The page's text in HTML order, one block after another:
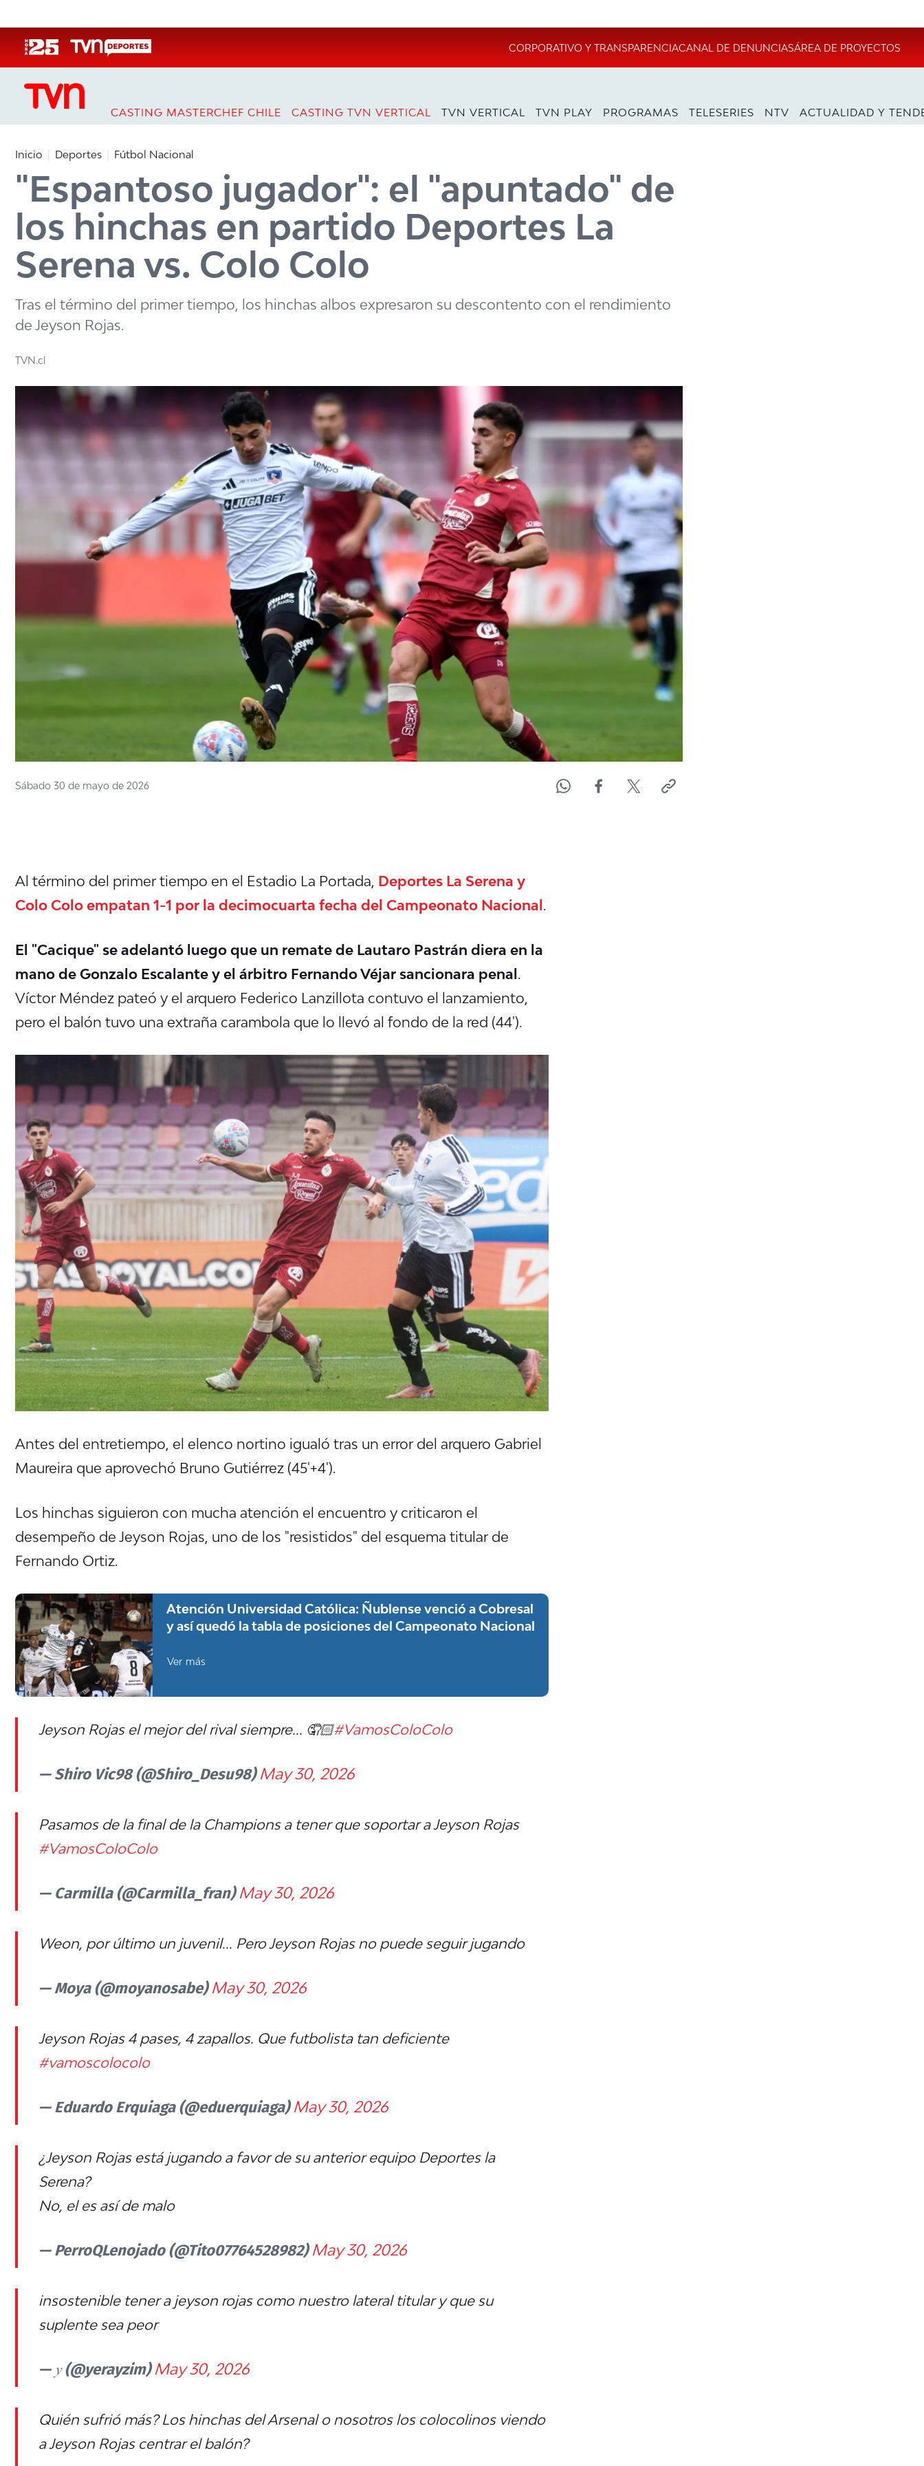
CORPORATIVO Y TRANSPARENCIACANAL DE DENUNCIASÁREA DE PROYECTOS
CASTING MASTERCHEF CHILE CASTING TVN VERTICAL TVN VERTICAL TVN PLAY PROGRAMAS TELESERIES NTV ACTUALIDAD Y
Inicio Deportes Fútbol Nacional
"Espantoso jugador": el "apuntado" de
los hinchas en partido Deportes La
Serena vs. Colo Colo
Tras el término del primer tiempo, los hinchas albos expresaron su descontento con el rendimiento
de Jeyson Rojas.
TVN.cl
Sábado 30 de mayo de 2026
Al término del primer tiempo en el Estadio La Portada, Deportes La Serena y
Colo Colo empatan 1-1 por la decimocuarta fecha del Campeonato Nacional
El "Cacique" se adelantó luego que un remate de Lautaro Pastrán diera en la
mano de Gonzalo Escalante y el árbitro Fernando Véjar sancionara penal
Víctor Méndez pateó y el arquero Federico Lanzillota contuvo el lanzamiento,
pero el balón tuvo una extraña carambola que lo llevó al fondo de la red (44').
Antes del entretiempo, el elenco nortino igualó tras un error del arquero Gabriel
Maureira que aprovechó Bruno Gutiérrez (45'+4').
Los hinchas siguieron con mucha atención el encuentro y criticaron el
desempeño de Jeyson Rojas, uno de los "resistidos" del esquema titular de
Fernando Ortiz.
Atención Universidad Católica: Ñublense venció a Cobresal
y así quedó la tabla de posiciones del Campeonato Nacional
Ver más
Jeyson Rojas el mejor del rival siempre... 🤦🏻#VamosColoColo
— Shiro Vic98 (@Shiro_Desu98)May 30, 2026
Pasamos de la final de la Champions a tener que soportar a Jeyson Rojas
#VamosColoColo
— Carmilla (@Carmilla_fran)May 30, 2026
Weon, por último un juvenil... Pero Jeyson Rojas no puede seguir jugando
— Moya (@moyanosabe)May 30, 2026
Jeyson Rojas 4 pases, 4 zapallos. Que futbolista tan deficiente
#vamoscolocolo
— Eduardo Erquiaga (@eduerquiaga)May 30, 2026
¿Jeyson Rojas está jugando a favor de su anterior equipo Deportes la
Serena?
No, el es así de malo
— PerroQLenojado (@Tito07764528982)May 30, 2026
insostenible tener a jeyson rojas como nuestro lateral titular y que su
suplente sea peor
— 𝑦 (@yerayzim)May 30, 2026
Quién sufrió más? Los hinchas del Arsenal o nosotros los colocolinos viendo
a Jeyson Rojas centrar el balón?